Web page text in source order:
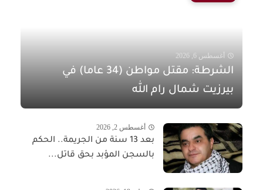
أغسطس 6, 2026
الشرطة: مقتل مواطن (34 عاما) في
بيرزيت شمال رام الله
أغسطس 2, 2026
بعد 13 سنة من الجريمة.. الحكم
بالسجن المؤبد بحق قاتل...